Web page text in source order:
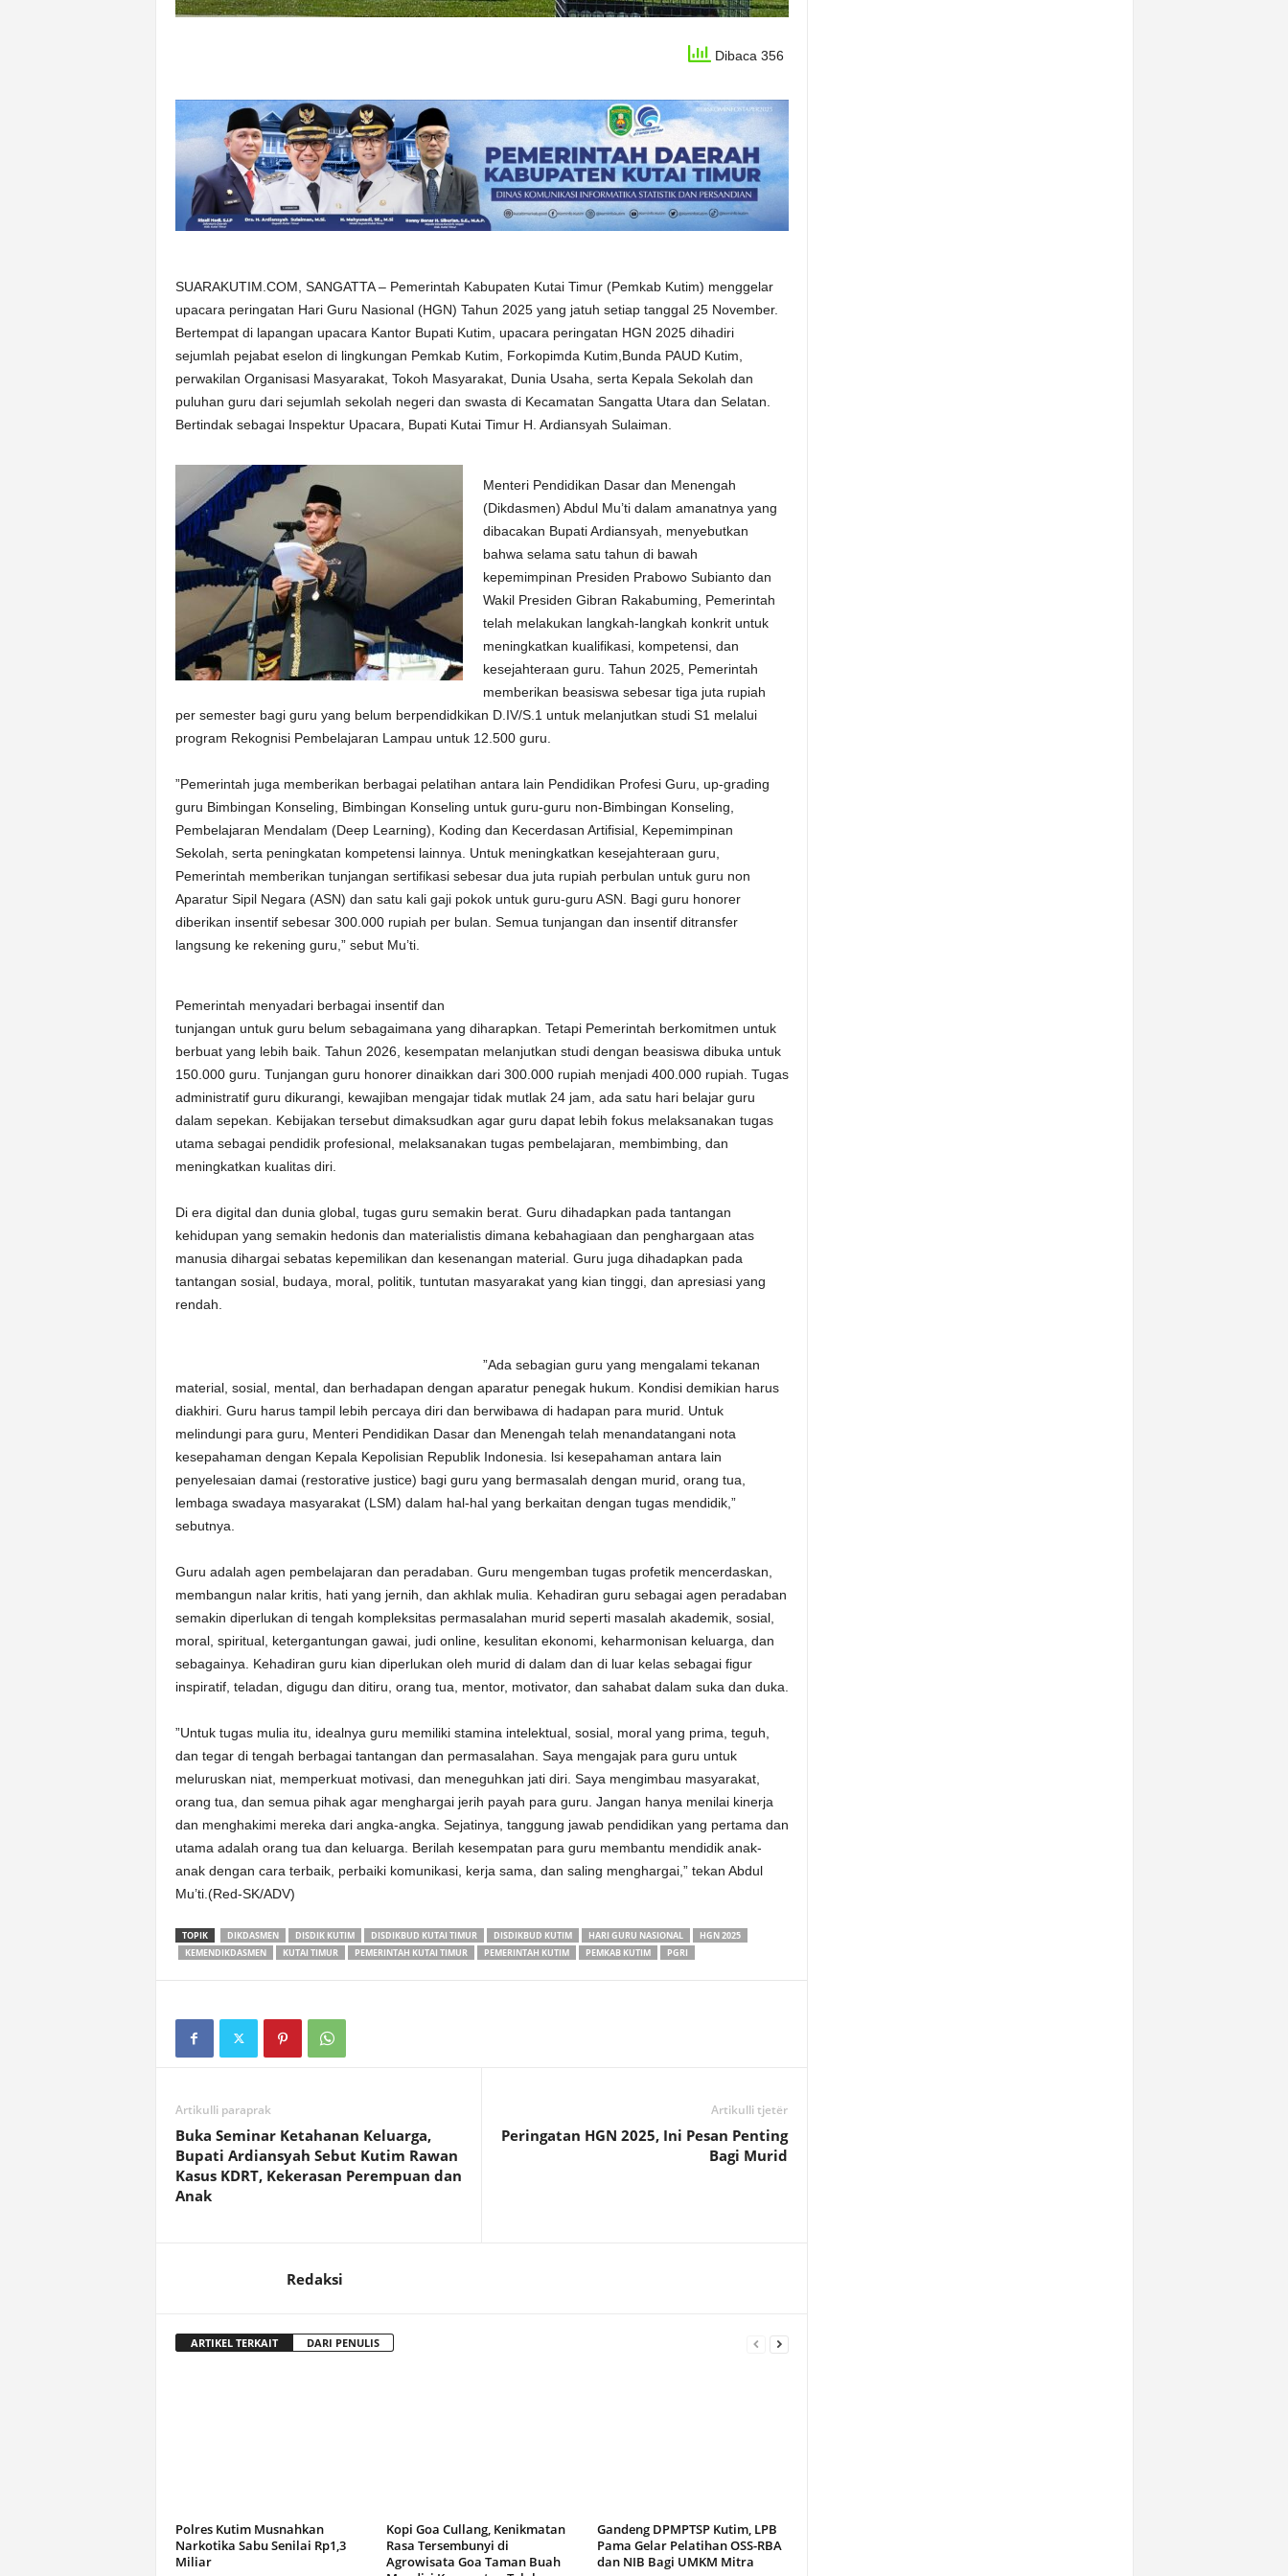
Dibaca 356
SUARAKUTIM.COM, SANGATTA – Pemerintah Kabupaten Kutai Timur (Pemkab Kutim) menggelar
upacara peringatan Hari Guru Nasional (HGN) Tahun 2025 yang jatuh setiap tanggal 25 November.
Bertempat di lapangan upacara Kantor Bupati Kutim, upacara peringatan HGN 2025 dihadiri
sejumlah pejabat eselon di lingkungan Pemkab Kutim, Forkopimda Kutim,Bunda PAUD Kutim,
perwakilan Organisasi Masyarakat, Tokoh Masyarakat, Dunia Usaha, serta Kepala Sekolah dan
puluhan guru dari sejumlah sekolah negeri dan swasta di Kecamatan Sangatta Utara dan Selatan.
Bertindak sebagai Inspektur Upacara, Bupati Kutai Timur H. Ardiansyah Sulaiman.
Menteri Pendidikan Dasar dan Menengah
(Dikdasmen) Abdul Mu’ti dalam amanatnya yang
dibacakan Bupati Ardiansyah, menyebutkan
bahwa selama satu tahun di bawah
kepemimpinan Presiden Prabowo Subianto dan
Wakil Presiden Gibran Rakabuming, Pemerintah
telah melakukan langkah-langkah konkrit untuk
meningkatkan kualifikasi, kompetensi, dan
kesejahteraan guru. Tahun 2025, Pemerintah
memberikan beasiswa sebesar tiga juta rupiah
per semester bagi guru yang belum berpendidkikan D.IV/S.1 untuk melanjutkan studi S1 melalui
program Rekognisi Pembelajaran Lampau untuk 12.500 guru.
”Pemerintah juga memberikan berbagai pelatihan antara lain Pendidikan Profesi Guru, up-grading
guru Bimbingan Konseling, Bimbingan Konseling untuk guru-guru non-Bimbingan Konseling,
Pembelajaran Mendalam (Deep Learning), Koding dan Kecerdasan Artifisial, Kepemimpinan
Sekolah, serta peningkatan kompetensi lainnya. Untuk meningkatkan kesejahteraan guru,
Pemerintah memberikan tunjangan sertifikasi sebesar dua juta rupiah perbulan untuk guru non
Aparatur Sipil Negara (ASN) dan satu kali gaji pokok untuk guru-guru ASN. Bagi guru honorer
diberikan insentif sebesar 300.000 rupiah per bulan. Semua tunjangan dan insentif ditransfer
langsung ke rekening guru,” sebut Mu’ti.
Pemerintah menyadari berbagai insentif dan
tunjangan untuk guru belum sebagaimana yang diharapkan. Tetapi Pemerintah berkomitmen untuk
berbuat yang lebih baik. Tahun 2026, kesempatan melanjutkan studi dengan beasiswa dibuka untuk
150.000 guru. Tunjangan guru honorer dinaikkan dari 300.000 rupiah menjadi 400.000 rupiah. Tugas
administratif guru dikurangi, kewajiban mengajar tidak mutlak 24 jam, ada satu hari belajar guru
dalam sepekan. Kebijakan tersebut dimaksudkan agar guru dapat lebih fokus melaksanakan tugas
utama sebagai pendidik profesional, melaksanakan tugas pembelajaran, membimbing, dan
meningkatkan kualitas diri.
Di era digital dan dunia global, tugas guru semakin berat. Guru dihadapkan pada tantangan
kehidupan yang semakin hedonis dan materialistis dimana kebahagiaan dan penghargaan atas
manusia dihargai sebatas kepemilikan dan kesenangan material. Guru juga dihadapkan pada
tantangan sosial, budaya, moral, politik, tuntutan masyarakat yang kian tinggi, dan apresiasi yang
rendah.
”Ada sebagian guru yang mengalami tekanan
material, sosial, mental, dan berhadapan dengan aparatur penegak hukum. Kondisi demikian harus
diakhiri. Guru harus tampil lebih percaya diri dan berwibawa di hadapan para murid. Untuk
melindungi para guru, Menteri Pendidikan Dasar dan Menengah telah menandatangani nota
kesepahaman dengan Kepala Kepolisian Republik Indonesia. lsi kesepahaman antara lain
penyelesaian damai (restorative justice) bagi guru yang bermasalah dengan murid, orang tua,
lembaga swadaya masyarakat (LSM) dalam hal-hal yang berkaitan dengan tugas mendidik,”
sebutnya.
Guru adalah agen pembelajaran dan peradaban. Guru mengemban tugas profetik mencerdaskan,
membangun nalar kritis, hati yang jernih, dan akhlak mulia. Kehadiran guru sebagai agen peradaban
semakin diperlukan di tengah kompleksitas permasalahan murid seperti masalah akademik, sosial,
moral, spiritual, ketergantungan gawai, judi online, kesulitan ekonomi, keharmonisan keluarga, dan
sebagainya. Kehadiran guru kian diperlukan oleh murid di dalam dan di luar kelas sebagai figur
inspiratif, teladan, digugu dan ditiru, orang tua, mentor, motivator, dan sahabat dalam suka dan duka.
”Untuk tugas mulia itu, idealnya guru memiliki stamina intelektual, sosial, moral yang prima, teguh,
dan tegar di tengah berbagai tantangan dan permasalahan. Saya mengajak para guru untuk
meluruskan niat, memperkuat motivasi, dan meneguhkan jati diri. Saya mengimbau masyarakat,
orang tua, dan semua pihak agar menghargai jerih payah para guru. Jangan hanya menilai kinerja
dan menghakimi mereka dari angka-angka. Sejatinya, tanggung jawab pendidikan yang pertama dan
utama adalah orang tua dan keluarga. Berilah kesempatan para guru membantu mendidik anak-
anak dengan cara terbaik, perbaiki komunikasi, kerja sama, dan saling menghargai,” tekan Abdul
Mu’ti.(Red-SK/ADV)
TOPIK DIKDASMEN DISDIK KUTIM DISDIKBUD KUTAI TIMUR DISDIKBUD KUTIM HARI GURU NASIONAL
HGN 2025
KEMENDIKDASMEN
KUTAI TIMUR PEMERINTAH KUTAI TIMUR PEMERINTAH KUTIM PEMKAB KUTIM PGRI
Artikulli paraprak
Buka Seminar Ketahanan Keluarga,
Bupati Ardiansyah Sebut Kutim Rawan
Kasus KDRT, Kekerasan Perempuan dan
Anak
Artikulli tjetër
Peringatan HGN 2025, Ini Pesan Penting
Bagi Murid
Redaksi
ARTIKEL TERKAIT DARI PENULIS
Polres Kutim Musnahkan
Narkotika Sabu Senilai Rp1,3
Miliar
Kopi Goa Cullang, Kenikmatan
Rasa Tersembunyi di
Agrowisata Goa Taman Buah
Gandeng DPMPTSP Kutim, LPB
Pama Gelar Pelatihan OSS-RBA
dan NIB Bagi UMKM Mitra